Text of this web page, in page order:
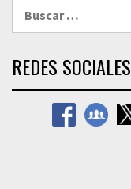
REDES SOCIALES